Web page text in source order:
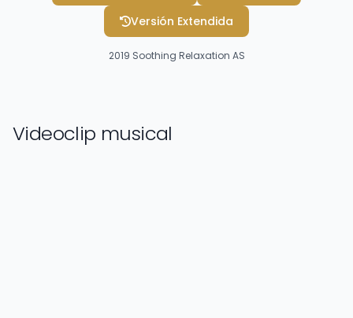
Versión Extendida
2019 Soothing Relaxation AS
Videoclip musical